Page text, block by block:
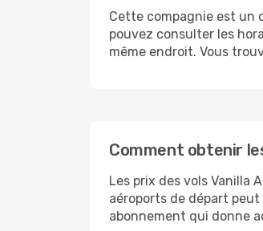
Cette compagnie est un
pouvez consulter les
même endroit. Vous
Comment obtenir
Les prix des vols Vanilla
aéroports de départ
abonnement qui donne